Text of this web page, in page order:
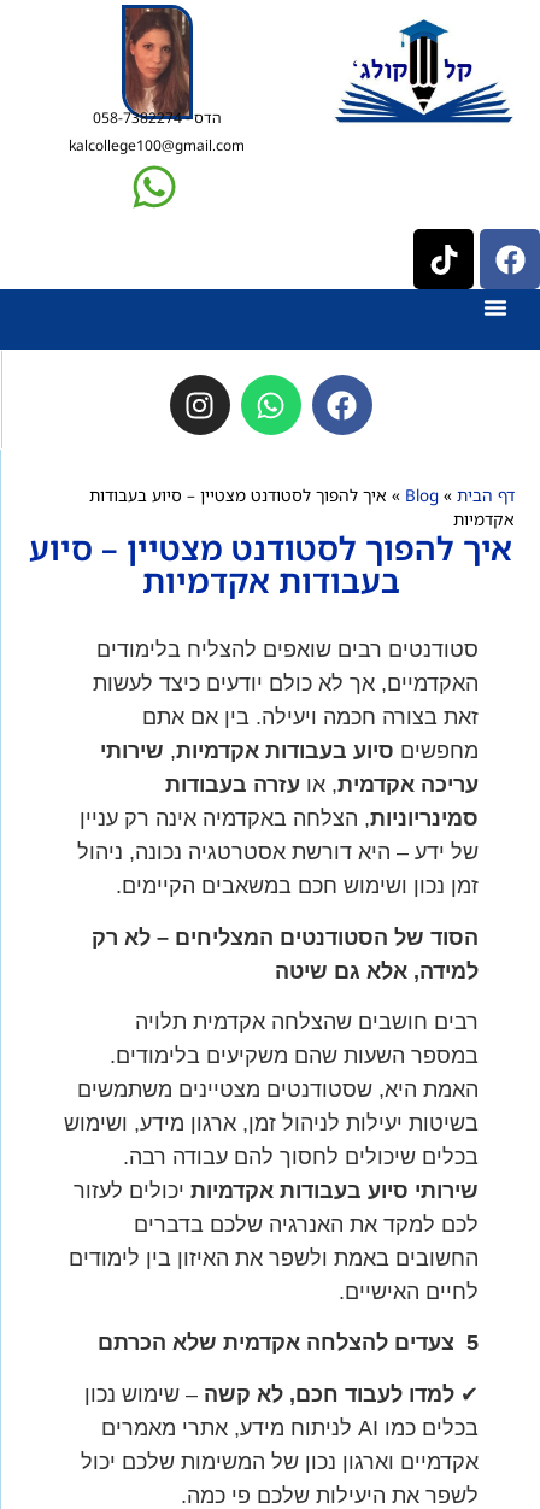
הדס - 058-7382274
kalcollege100@gmail.com
דף הבית »
Blog
» איך להפוך לסטודנט מצטיין – סיוע בעבודות
אקדמיות
איך להפוך לסטודנט מצטיין – סיוע
בעבודות אקדמיות
סטודנטים רבים שואפים להצליח בלימודים
האקדמיים, אך לא כולם יודעים כיצד לעשות
זאת בצורה חכמה ויעילה. בין אם אתם
מחפשים סיוע בעבודות אקדמיות, שירותי
עריכה אקדמית, או עזרה בעבודות
סמינריוניות, הצלחה באקדמיה אינה רק עניין
של ידע – היא דורשת אסטרטגיה נכונה, ניהול
זמן נכון ושימוש חכם במשאבים הקיימים.
הסוד של הסטודנטים המצליחים – לא רק
למידה, אלא גם שיטה
רבים חושבים שהצלחה אקדמית תלויה
במספר השעות שהם משקיעים בלימודים.
האמת היא, שסטודנטים מצטיינים משתמשים
בשיטות יעילות לניהול זמן, ארגון מידע, ושימוש
בכלים שיכולים לחסוך להם עבודה רבה.
שירותי סיוע בעבודות אקדמיות יכולים לעזור
לכם למקד את האנרגיה שלכם בדברים
החשובים באמת ולשפר את האיזון בין לימודים
לחיים האישיים.
5 צעדים להצלחה אקדמית שלא הכרתם
✔ למדו לעבוד חכם, לא קשה – שימוש נכון
בכלים כמו AI לניתוח מידע, אתרי מאמרים
אקדמיים וארגון נכון של המשימות שלכם יכול
לשפר את היעילות שלכם פי כמה.